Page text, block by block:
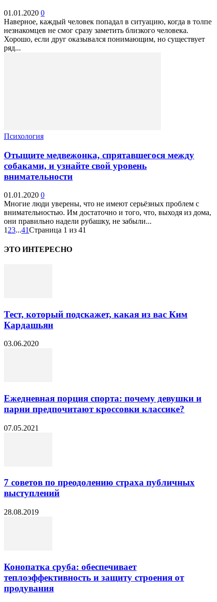
01.01.2020 0
Наверное, каждый человек попадал в ситуацию, когда в толпе
незнакомцев не смог сразу заметить близкого человека.
Хорошо, если друг оказывался понимающим, но существует
ряд...
Психология
Отыщите медвежонка, спрятавшегося между
собаками, и узнайте свой уровень
внимательности
01.01.2020 0
Многие люди уверены, что не имеют серьёзных проблем с
внимательностью. Им достаточно и того, что, выходя из дома,
они правильно надели рубашку, не забыли...
1 23...41Страница 1 из 41
ЭТО ИНТЕРЕСНО
Тест, который подскажет, какая из вас Ким
Кардашьян
03.06.2020
Ежедневная порция спорта: почему девушки и
парни предпочитают кроссовки классике?
07.05.2021
7 советов по преодолению страха публичных
выступлений
28.08.2019
Конопатка сруба: обеспечивает
теплоэффективность и защиту строения от
продувания